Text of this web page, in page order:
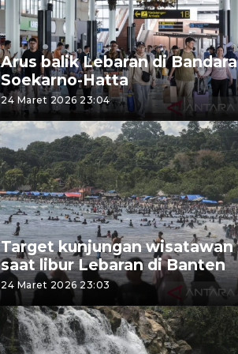
Arus balik Lebaran di Bandara
Soekarno-Hatta
24 Maret 2026 23:04
Target kunjungan wisatawan
saat libur Lebaran di Banten
24 Maret 2026 23:03